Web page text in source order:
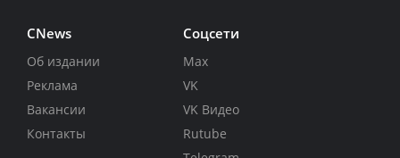
CNews
Об издании
Реклама
Вакансии
Контакты
Соцсети
Max
VK
VK Видео
Rutube